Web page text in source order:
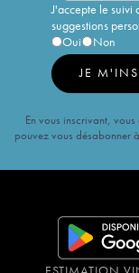
J'accepte le suivi
suggestions
Oui
Non
JE
En vous inscrivant,
pouvez vous désabonner